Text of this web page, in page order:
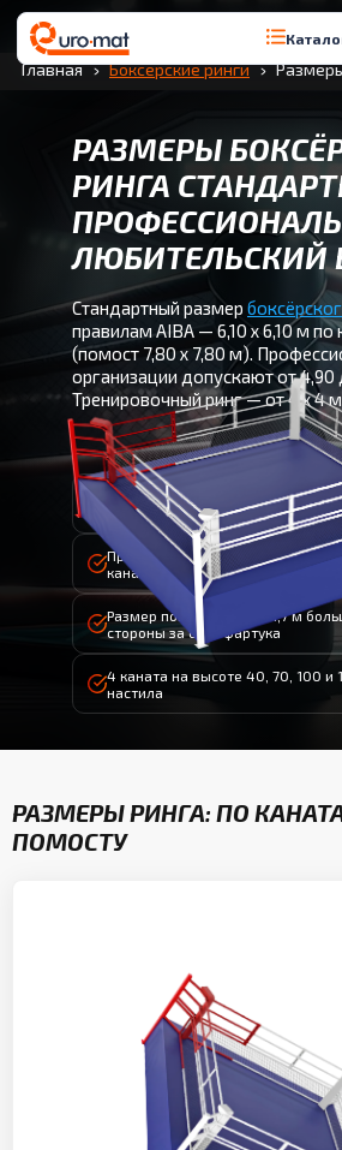
Перейти к содержимому
Главная Боксерские ринги
РАЗМЕРЫ
РИНГА
ЛЮБИТЕЛЬСКИЙ
Стандартный размер
правилам AIBA — 6,10 x 6,10 м по
(помост 7,80 x 7,80 м).
организации допускают от 4,90
Тренировочный ринг — от 4 x 4
AIBA/IBA: 6,10 x 6,10 м по
обязательный олимпийский
Профессиональный бокс: от 4,90
канатам (WBC, WBA, IBF, WBO)
Размер помоста на 1,0–1,7 м
стороны за счёт фартука
4 каната на высоте 40, 70, 100 и
настила
РАЗМЕРЫ РИНГА: ПО
ПОМОСТУ